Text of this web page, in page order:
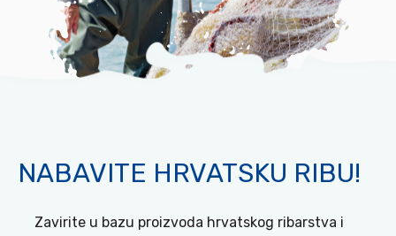
NABAVITE HRVATSKU RIBU!
Zavirite u bazu proizvoda hrvatskog ribarstva i